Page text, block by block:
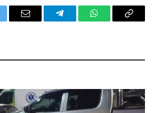
Email TelegramWhatsAppCopy